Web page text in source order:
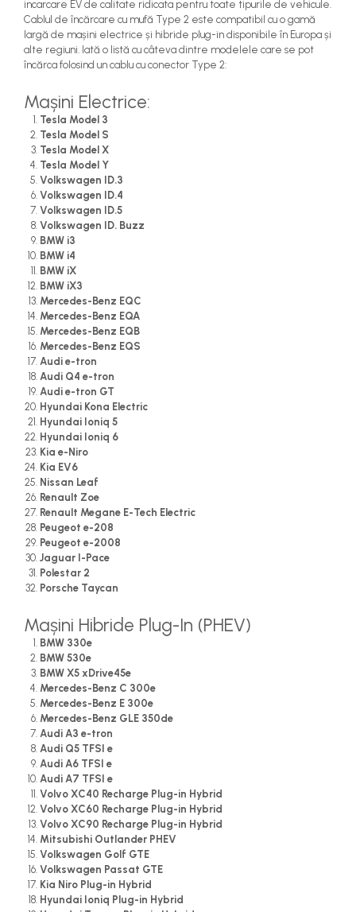
incarcare EV de calitate ridicata pentru toate tipurile de vehicule.
Cablul de încărcare cu mufă Type 2 este compatibil cu o gamă
largă de mașini electrice și hibride plug-in disponibile în Europa și
alte regiuni. Iată o listă cu câteva dintre modelele care se pot
încărca folosind un cablu cu conector Type 2:
Mașini Electrice:
Tesla Model 3
Tesla Model S
Tesla Model X
Tesla Model Y
Volkswagen ID.3
Volkswagen ID.4
Volkswagen ID.5
Volkswagen ID. Buzz
BMW i3
BMW i4
BMW iX
BMW iX3
Mercedes-Benz EQC
Mercedes-Benz EQA
Mercedes-Benz EQB
Mercedes-Benz EQS
Audi e-tron
Audi Q4 e-tron
Audi e-tron GT
Hyundai Kona Electric
Hyundai Ioniq 5
Hyundai Ioniq 6
Kia e-Niro
Kia EV6
Nissan Leaf
Renault Zoe
Renault Megane E-Tech Electric
Peugeot e-208
Peugeot e-2008
Jaguar I-Pace
Polestar 2
Porsche Taycan
Mașini Hibride Plug-In (PHEV)
BMW 330e
BMW 530e
BMW X5 xDrive45e
Mercedes-Benz C 300e
Mercedes-Benz E 300e
Mercedes-Benz GLE 350de
Audi A3 e-tron
Audi Q5 TFSI e
Audi A6 TFSI e
Audi A7 TFSI e
Volvo XC40 Recharge Plug-in Hybrid
Volvo XC60 Recharge Plug-in Hybrid
Volvo XC90 Recharge Plug-in Hybrid
Mitsubishi Outlander PHEV
Volkswagen Golf GTE
Volkswagen Passat GTE
Kia Niro Plug-in Hybrid
Hyundai Ioniq Plug-in Hybrid